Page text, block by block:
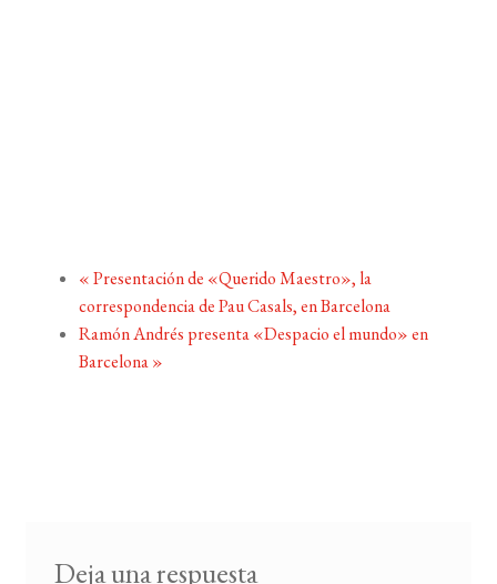
«Presentación de «Querido Maestro», la
correspondencia de Pau Casals, en Barcelona
Ramón Andrés presenta «Despacio el mundo» en
Barcelona»
Deja una respuesta